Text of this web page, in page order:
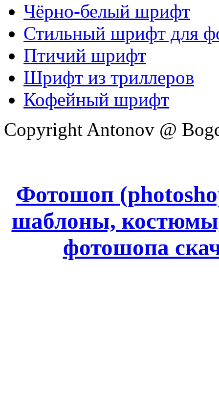
Чёрно-белый шрифт
Стильный шрифт для
Птичий шрифт
Шрифт из триллеров
Кофейный шрифт
Copyright Antonov @
Фотошоп
шаблоны,
фотошопа